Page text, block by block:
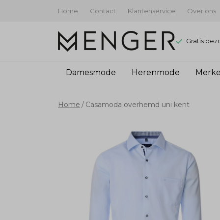
Home Contact Klantenservice Over ons
Gratis
Damesmode Herenmode
Casamoda
overhemd
Menger
Home Casamoda overhemd uni kent